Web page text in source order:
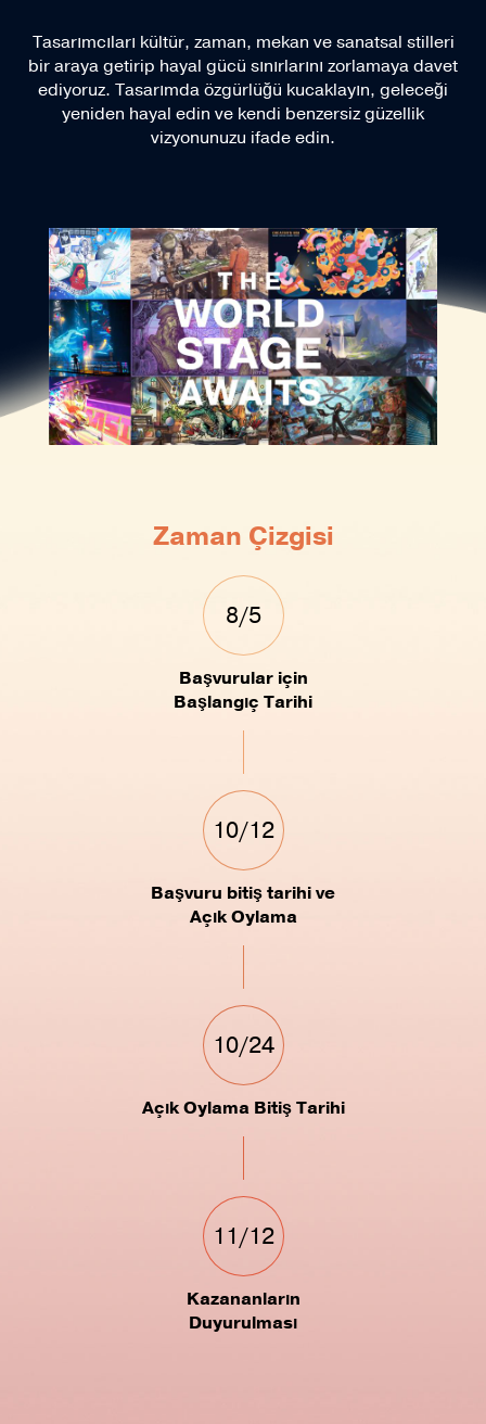
Tasarımcıları kültür, zaman, mekan ve sanatsal stilleri
bir araya getirip hayal gücü sınırlarını zorlamaya davet
ediyoruz. Tasarımda özgürlüğü kucaklayın, geleceği
yeniden hayal edin ve kendi benzersiz güzellik
vizyonunuzu ifade edin.
Zaman Çizgisi
8/5
Başvurular için
Başlangıç Tarihi
10/12
Başvuru bitiş tarihi ve
Açık Oylama
10/24
Açık Oylama Bitiş Tarihi
11/12
Kazananların
Duyurulması